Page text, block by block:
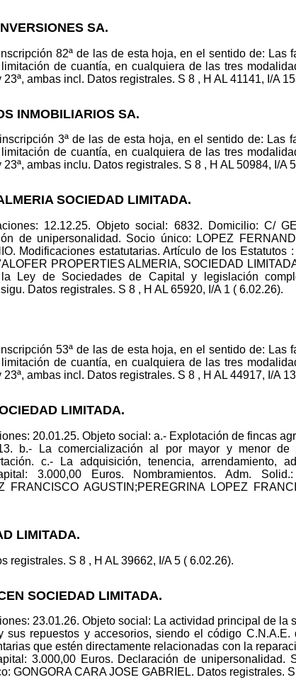
SA.
82ª de las de esta hoja, en el sentido de: Las
de cuantía, en cualquiera de las tres
ambas incl. Datos registrales. S 8 , H AL 41141, I/A
INMOBILIARIOS SA.
3ª de las de esta hoja, en el sentido de: Las
de cuantía, en cualquiera de las tres
ambas inclu. Datos registrales. S 8 , H AL 50984, I/A
SOCIEDAD LIMITADA.
12.12.25. Objeto social: 6832. Domicilio: C/
de unipersonalidad. Socio único: LOPEZ
Modificaciones estatutarias. Artículo de los Estatutos
PROPERTIES ALMERIA, SOCIEDAD
de Sociedades de Capital y legislación
Datos registrales. S 8 , H AL 65920, I/A 1 ( 6.02.26).
53ª de las de esta hoja, en el sentido de: Las
de cuantía, en cualquiera de las tres
ambas incl. Datos registrales. S 8 , H AL 44917, I/A
LIMITADA.
20.01.25. Objeto social: a.- Explotación de fincas
b.- La comercialización al por mayor y menor de
c.- La adquisición, tenencia, arrendamiento,
3.000,00 Euros. Nombramientos. Adm.
FRANCISCO AGUSTIN;PEREGRINA LOPEZ
LIMITADA.
registrales. S 8 , H AL 39662, I/A 5 ( 6.02.26).
SOCIEDAD LIMITADA.
23.01.26. Objeto social: La actividad principal de la
sus repuestos y accesorios, siendo el código
que estén directamente relacionadas con la
3.000,00 Euros. Declaración de unipersonalidad.
GONGORA CARA JOSE GABRIEL. Datos registrales.